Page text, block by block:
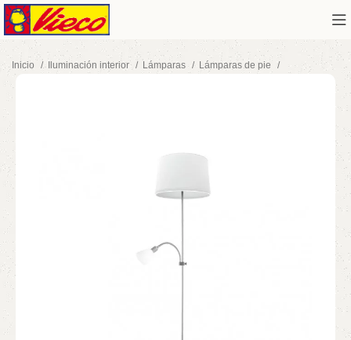
Inicio Iluminación interior Lámparas Lámparas de pie